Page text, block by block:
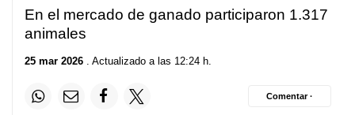
En el mercado de ganado participaron 1.317
animales
25 mar 2026 . Actualizado a las 12:24 h.
Comentar ·